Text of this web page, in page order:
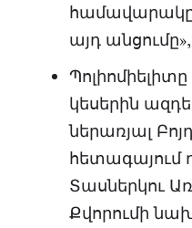
այդ
կեսերին
ներառյալ
հետագայում
Տասներկու
Քվորումի